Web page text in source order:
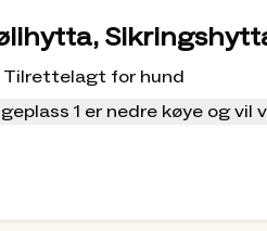
Tilrettelagt for hund
1 er nedre køye og